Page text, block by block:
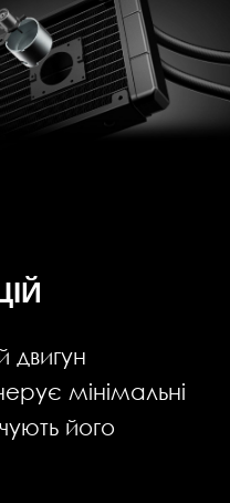
двигун
мінімальні
його